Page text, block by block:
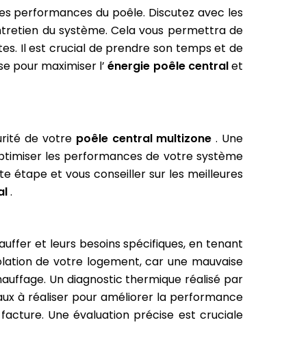
performances du poêle. Discutez avec les
du système. Cela vous permettra de
Il est crucial de prendre son temps et de
pour maximiser l’énergie poêle centralet
de votre poêle central multizone. Une
les performances de votre système
étape et vous conseiller sur les meilleures
.
et leurs besoins spécifiques, en tenant
de votre logement, car une mauvaise
Un diagnostic thermique réalisé par
à réaliser pour améliorer la performance
Une évaluation précise est cruciale